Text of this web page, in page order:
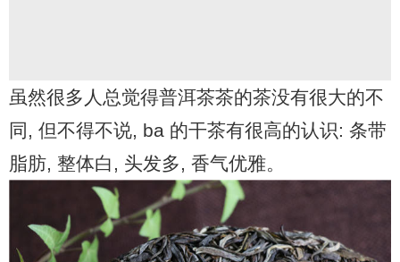
虽然很多人总觉得普洱茶茶的茶没有很大的不
同, 但不得不说, ba 的干茶有很高的认识: 条带
脂肪, 整体白, 头发多, 香气优雅。